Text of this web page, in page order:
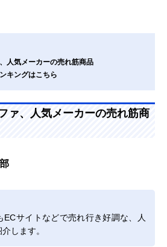
人気メーカーの売れ筋商品
キングはこちら
ァ、人気メーカーの売れ筋商
ECサイトなどで売れ行き好調な、人
します。